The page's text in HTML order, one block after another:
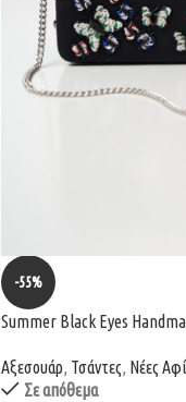
-55%
Summer Black Eyes
Αξεσουάρ, Τσάντες, Νέες
Σε απόθεμα